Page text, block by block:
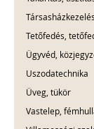
Társasházkezelés
Tetőfedés,
Ügyvéd,
Uszodatechnika
Üveg, tükör
Vastelep,